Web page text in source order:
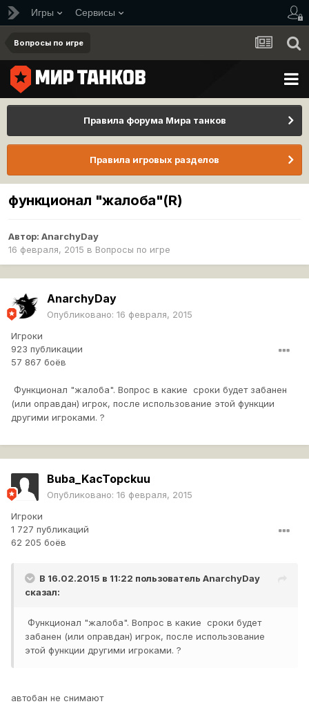
Игры Сервисы
Вопросы по игре
Правила форума Мира танков
Правила игровых разделов
функционал "жалоба"(R)
Автор: AnarchyDay
16 февраля, 2015 в Вопросы по игре
AnarchyDay
Опубликовано: 16 февраля, 2015
Игроки
923 публикации
57 867 боёв
Функционал "жалоба". Вопрос в какие сроки будет забанен
(или оправдан) игрок, после использование этой функции
другими игроками. ?
Buba_KacTopckuu
Опубликовано: 16 февраля, 2015
Игроки
1 727 публикаций
62 205 боёв
В 16.02.2015 в 11:22 пользователь AnarchyDay
сказал:
Функционал "жалоба". Вопрос в какие сроки будет
забанен (или оправдан) игрок, после использование
этой функции другими игроками. ?
автобан не снимают